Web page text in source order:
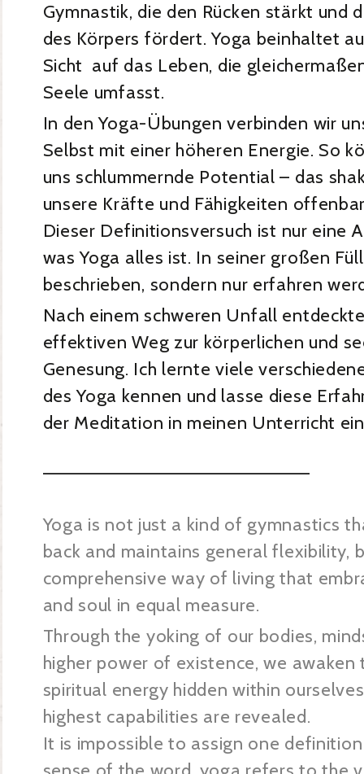
Gymnastik, die den Rücken stärkt und
des Körpers fördert. Yoga beinhaltet
Sicht auf das Leben, die
Seele umfasst.
In den Yoga-Übungen verbinden wir
Selbst mit einer höheren Energie. So
uns schlummernde Potential – das
unsere Kräfte und Fähigkeiten
Dieser Definitionsversuch ist nur eine
was Yoga alles ist. In seiner großen
beschrieben, sondern nur erfahren
Nach einem schweren Unfall
effektiven Weg zur körperlichen und
Genesung. Ich lernte viele
des Yoga kennen und lasse diese
der Meditation in meinen Unterricht
Yoga is not just a kind of gymnastics
back and maintains general flexibility,
comprehensive way of living that
and soul in equal measure.
Through the yoking of our bodies,
higher power of existence, we awaken
spiritual energy hidden within
highest capabilities are revealed.
It is impossible to assign one